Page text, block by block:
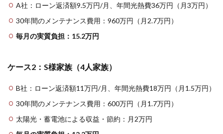
に払
ける
「隠
れた
賢い
選択
のた
具体
的な
A社：ローン返済額9.5万円/月、年間光熱費36万円（月3万円）
30年間のメンテナンス費用：960万円（月2.7万円）
毎月の実質負担：15.2万円
ケース2：S様家族（4人家族）
B社：ローン返済額11万円/月、年間光熱費18万円（月1.5万円）
30年間のメンテナンス費用：600万円（月1.7万円）
太陽光・蓄電池による収益・節約：月2万円